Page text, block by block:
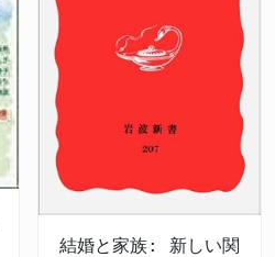
結婚と家族: 新しい関